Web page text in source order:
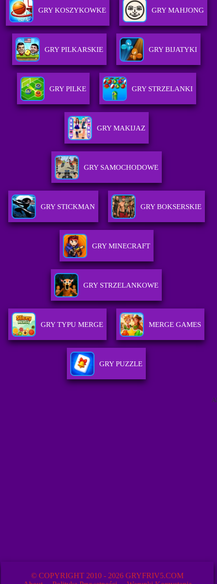
GRY KOSZYKOWKE GRY MAHJONG
GRY PILKARSKIE GRY BIJATYKI
GRY PILKE GRY STRZELANKI
GRY MAKIJAZ
GRY SAMOCHODOWE
GRY STICKMAN GRY BOKSERSKIE
GRY MINECRAFT
GRY STRZELANKOWE
GRY TYPU MERGE MERGE GAMES
GRY PUZZLE
© COPYRIGHT 2010 - 2026 GRYFRIV5.COM